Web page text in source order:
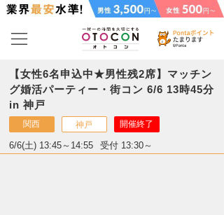
【女性6名申込中★男性残2席】マッチン
グ婚活パーティー・街コン 6/6 13時45分
in 神戸
関西 神戸 開催終了
6/6(土) 13:45～14:55 受付 13:30～